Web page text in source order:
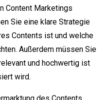
Content Marketings
Sie eine klare Strategie
Contents ist und welche
Außerdem müssen Sie
und hochwertig ist
wird.